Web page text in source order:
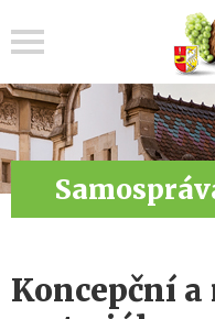
Koncepční a